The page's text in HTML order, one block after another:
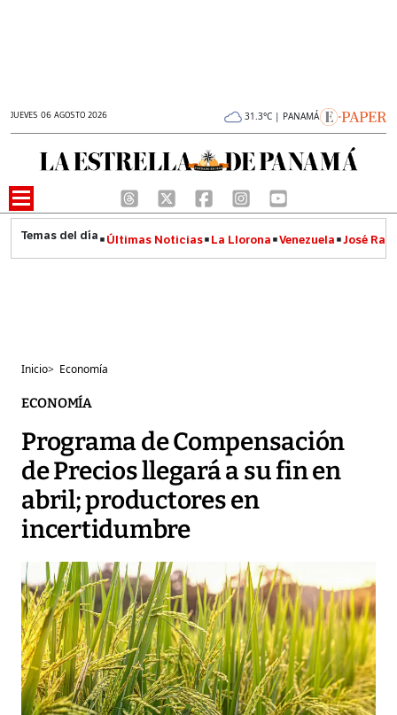
JUEVES 06 AGOSTO 2026 31.3°C | PANAMÁ
Últimas Noticias La Llorona Venezuela José
Inicio> Economía
ECONOMÍA
Programa de Compensación
de Precios llegará a su fin en
abril; productores en
incertidumbre